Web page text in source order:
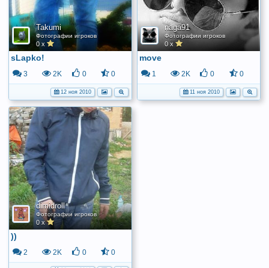
Takumi
Фотографии игроков
0 x
sLapko!
3 2K 0 0
12 ноя 2010
naga91
Фотографии игроков
0 x
move
1 2K 0 0
11 ноя 2010
dimidroll
Фотографии игроков
0 x
))
2 2K 0 0